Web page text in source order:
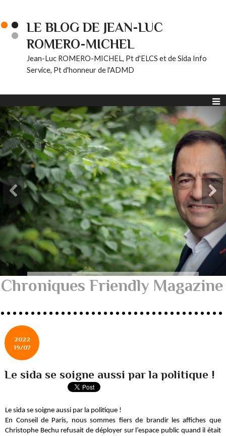
LE BLOG DE JEAN-LUC
ROMERO-MICHEL
Jean-Luc ROMERO-MICHEL, Pt d'ELCS et de Sida Info
Service, Pt d'honneur de l'ADMD
Chroniques Friendly Magazine
2022
19/07
Le sida se soigne aussi par la politique !
Le sida se soigne aussi par la politique !
En Conseil de Paris, nous sommes fiers de brandir les affiches que
Christophe Bechu refusait de déployer sur l’espace public quand il était